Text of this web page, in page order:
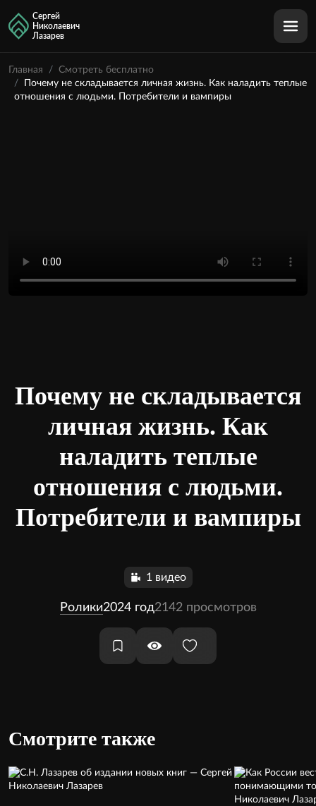
Сергей
Николаевич
Лазарев
Главная
Смотреть бесплатно
Почему не складывается личная жизнь. Как наладить теплые
отношения с людьми. Потребители и вампиры
Почему не складывается
личная жизнь. Как
наладить теплые
отношения с людьми.
Потребители и вампиры
1 видео
Ролики2024 год2142 просмотров
Смотрите также